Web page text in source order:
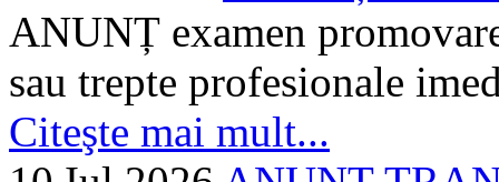
ANUNȚ examen
sau trepte profesionale
Citeşte mai mult...